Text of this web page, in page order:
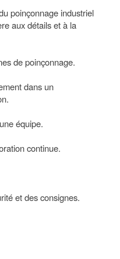
poinçonnage industriel
aux détails et à la
de poinçonnage.
dans un
équipe.
continue.
et des consignes.